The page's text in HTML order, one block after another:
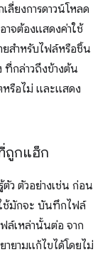
ลี่ยงการดาวน์โหลด
จต้องแสดงค่าใช้
ยสำหรับไฟล์หรือชิ้น
ที่กล่าวถึงข้างต้น
หรือไม่ และแสดง
ถูกแฮ็ก
ว ตัวอย่างเช่น ก่อน
ช้มักจะ บันทึกไฟล์
ล์เหล่านั้นต่อ จาก
ยามแก้ไขได้โดยไม่